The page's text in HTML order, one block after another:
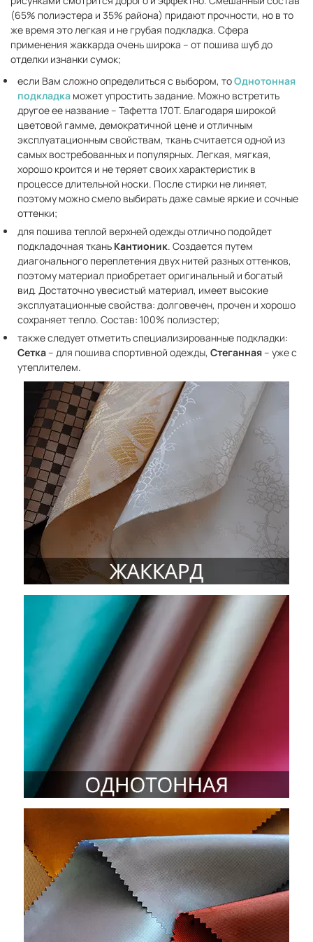
(65% полиэстера и 35% района) придают прочности, но в то
же время это легкая и не грубая подкладка. Сфера
применения жаккарда очень широка – от пошива шуб до
отделки изнанки сумок;
если Вам сложно определиться с выбором, тоОднотонная
подкладка может упростить задание. Можно встретить
другое ее название – Тафетта 170Т. Благодаря широкой
цветовой гамме, демократичной цене и отличным
эксплуатационным свойствам, ткань считается одной из
самых востребованных и популярных. Легкая, мягкая,
хорошо кроится и не теряет своих характеристик в
процессе длительной носки. После стирки не линяет,
поэтому можно смело выбирать даже самые яркие и сочные
оттенки;
для пошива теплой верхней одежды отлично подойдет
подкладочная ткань Кантионик. Создается путем
диагонального переплетения двух нитей разных оттенков,
поэтому материал приобретает оригинальный и богатый
вид. Достаточно увесистый материал, имеет высокие
эксплуатационные свойства: долговечен, прочен и хорошо
сохраняет тепло. Состав: 100% полиэстер;
также следует отметить специализированные подкладки:
Сетка– для пошива спортивной одежды, Стеганная– уже с
утеплителем.